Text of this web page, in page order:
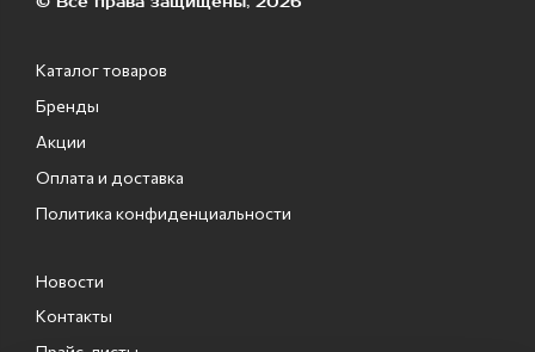
Каталог товаров
Бренды
Акции
Оплата и доставка
Политика конфиденциальности
Новости
Контакты